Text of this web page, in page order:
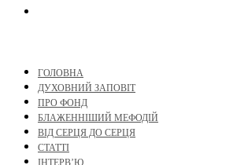
ГОЛОВНА
ДУХОВНИЙ ЗАПОВІТ
ПРО ФОНД
БЛАЖЕННІШИЙ МЕФОДІЙ
ВІД СЕРЦЯ ДО СЕРЦЯ
СТАТТІ
ІНТЕРВ’Ю